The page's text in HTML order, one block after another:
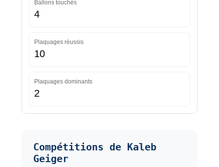
Ballons touchés
4
Plaquages réussis
10
Plaquages dominants
2
Compétitions de Kaleb
Geiger